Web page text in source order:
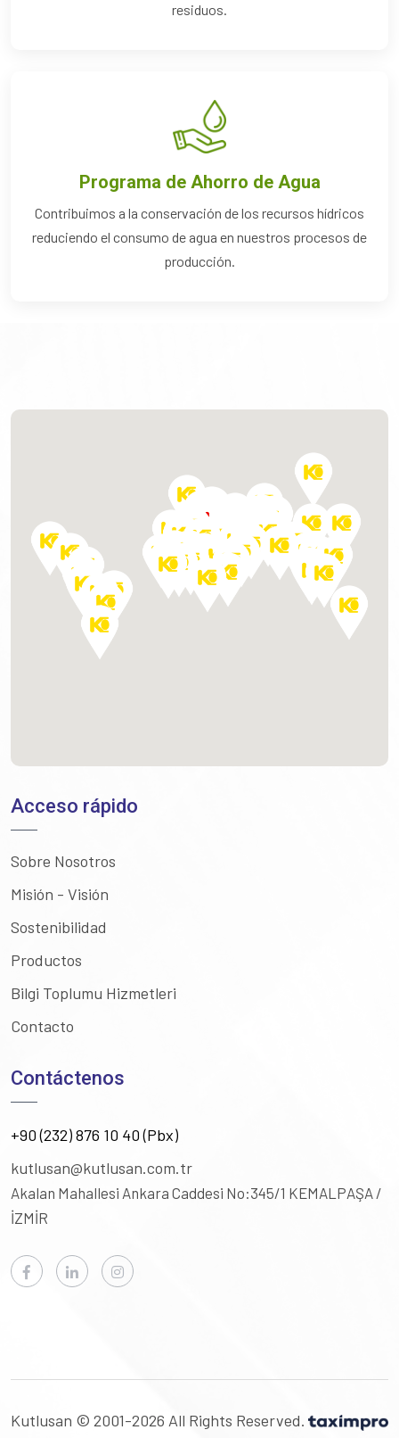
residuos.
Programa de Ahorro de Agua
Contribuimos a la conservación de los recursos hídricos
reduciendo el consumo de agua en nuestros procesos de
producción.
Acceso rápido
Sobre Nosotros
Misión - Visión
Sostenibilidad
Productos
Bilgi Toplumu Hizmetleri
Contacto
Contáctenos
+90 (232) 876 10 40 (Pbx)
kutlusan@kutlusan.com.tr
Akalan Mahallesi Ankara Caddesi No:345/1 KEMALPAŞA /
İZMİR
Kutlusan © 2001-2026 All Rights Reserved.